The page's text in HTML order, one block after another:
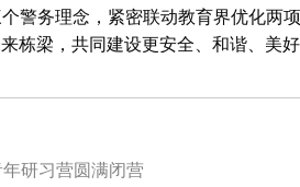
警务理念，紧密联动教育界优化两
栋梁，共同建设更安全、和谐、美好
研习营圆满闭营